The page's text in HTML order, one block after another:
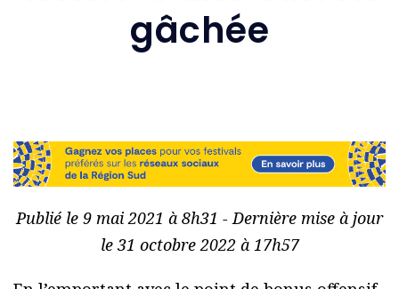
gâchée
Publié le 9 mai 2021 à 8h31 - Dernière mise à jour
le 31 octobre 2022 à 17h57